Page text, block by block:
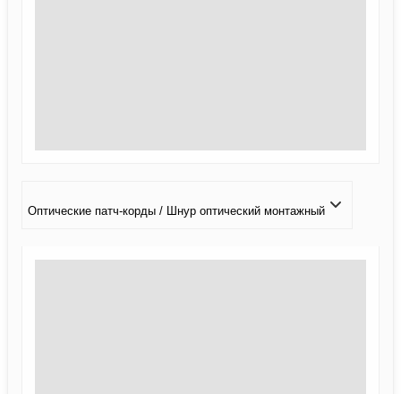
Оптические патч-корды / Шнур оптический монтажный